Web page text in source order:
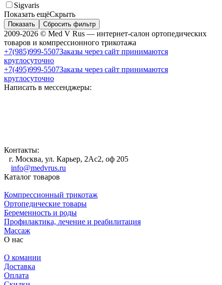
Sigvaris
Показать ещёСкрыть
Показать Сбросить фильтр
2009-2026 © Med V Rus — интернет-салон ортопедических
товаров и компрессионного трикотажа
+7(985)999-5507Заказы через сайт принимаются
круглосуточно
+7(495)999-5507Заказы через сайт принимаются
круглосуточно
Написать в мессенджеры:
Контакты:
г. Москва, ул. Карьер, 2Ас2, оф 205
info@medvrus.ru
Каталог товаров
Компрессионный трикотаж
Ортопедические товары
Беременность и роды
Профилактика, лечение и реабилитация
Массаж
О нас
О комании
Доставка
Оплата